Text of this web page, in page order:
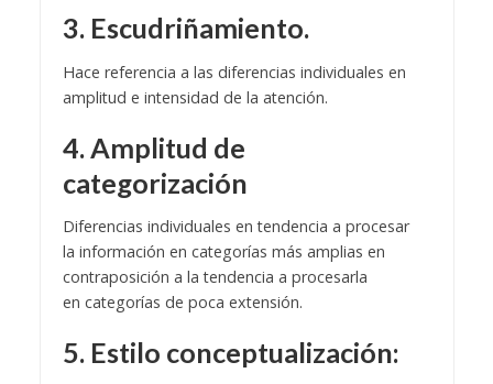
3. Escudriñamiento.
Hace referencia a las diferencias individuales en
amplitud e intensidad de la atención.
4. Amplitud de
categorización
Diferencias individuales en tendencia a procesar
la información en categorías más amplias en
contraposición a la tendencia a procesarla
en categorías de poca extensión.
5. Estilo conceptualización: